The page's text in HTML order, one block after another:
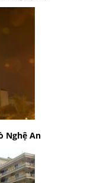
Nghệ An